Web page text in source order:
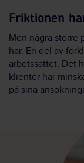
Friktionen
Men några större
här. En del av
arbetssättet. Det
klienter har
på sina